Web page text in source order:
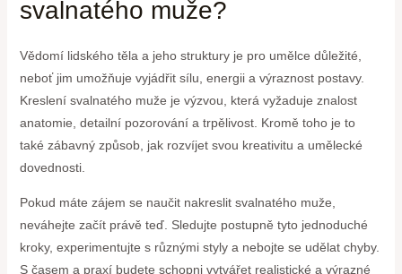
svalnatého muže?
Vědomí lidského těla a jeho struktury je pro umělce důležité,
neboť jim umožňuje vyjádřit sílu, energii a výraznost postavy.
Kreslení svalnatého muže je výzvou, která vyžaduje znalost
anatomie, detailní pozorování a trpělivost. Kromě toho je to
také zábavný způsob, jak rozvíjet svou kreativitu a umělecké
dovednosti.
Pokud máte zájem se naučit nakreslit svalnatého muže,
neváhejte začít právě teď. Sledujte postupně tyto jednoduché
kroky, experimentujte s různými styly a nebojte se udělat chyby.
S časem a praxí budete schopni vytvářet realistické a výrazné